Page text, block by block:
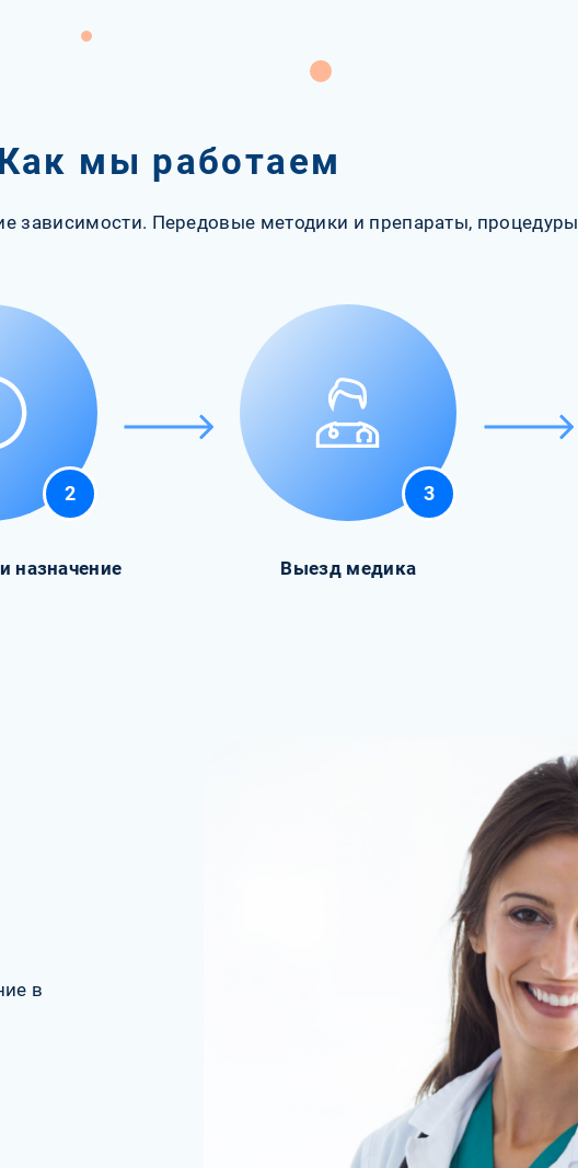
Как мы работаем
зависимости. Передовые методики и препараты, процедуры
2
назначение
3
Выезд медика
в